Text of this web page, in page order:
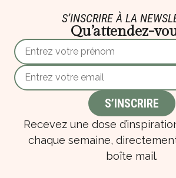
S’INSCRIRE À LA
Qu’attendez-
Recevez une dose
chaque semaine,
boîte mail.